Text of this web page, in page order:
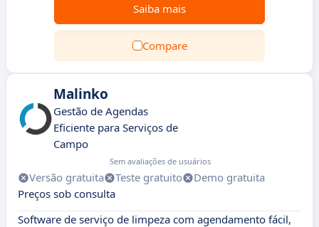
Saiba mais
Compare
Malinko
Gestão de Agendas
Eficiente para Serviços de
Campo
Sem avaliações de usuários
Versão gratuita Teste gratuito
Demo gratuita
Preços sob consulta
Software de serviço de limpeza com agendamento fácil,